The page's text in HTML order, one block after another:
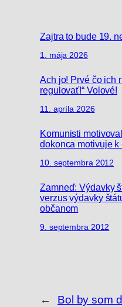
Zajtra to bude 19.
1. mája 2026
Ach jo! Prvé čo ich
regulovať!“ Volové!
11. apríla 2026
Komunisti
dokonca motivuje
10. septembra 2012
Zamneď: Výdavky
verzus výdavky
občanom
9. septembra 2012
←
Bol by som